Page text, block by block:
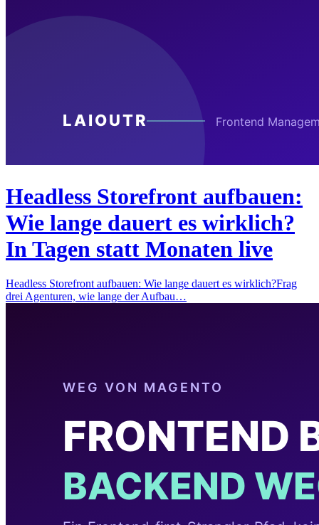
Headless Storefront aufbauen:
Wie lange dauert es wirklich?
In Tagen statt Monaten live
Headless Storefront aufbauen: Wie lange dauert es wirklich?Frag
drei Agenturen, wie lange der Aufbau…